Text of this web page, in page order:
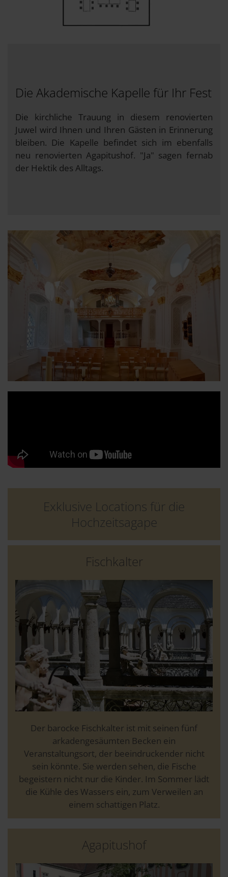
Die Akademische Kapelle für Ihr Fest
Die kirchliche Trauung in diesem renovierten
Juwel wird Ihnen und Ihren Gästen in Erinnerung
bleiben. Die Kapelle befindet sich im ebenfalls
neu renovierten Agapitushof. "Ja" sagen fernab
der Hektik des Alltags.
Exklusive Locations für die
Hochzeitsagape
Fischkalter
Der barocke Fischkalter ist mit seinen fünf
arkadengesäumten Becken ein
Veranstaltungsort, der beeindruckender nicht
sein könnte. Sie werden sehen, die Fische
begeistern nicht nur die Kinder. Im Sommer lädt
die Kühle des Wassers ein, zum Verweilen an
einem schattigen Platz.
Agapitushof